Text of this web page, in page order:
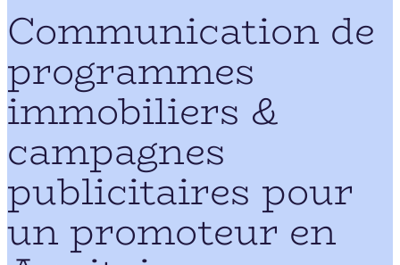
Communication de
programmes
immobiliers &
campagnes
publicitaires pour
un promoteur en